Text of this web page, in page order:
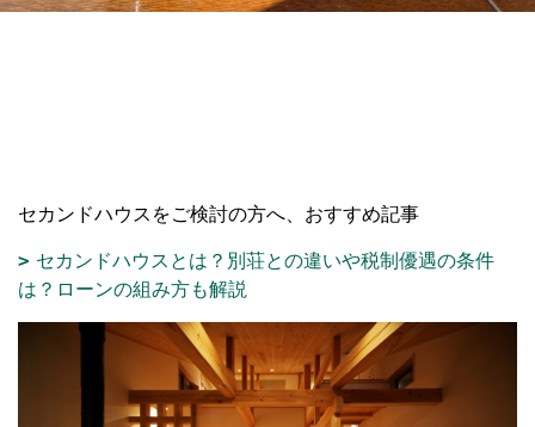
セカンドハウスをご検討の方へ、おすすめ記事
セカンドハウスとは？別荘との違いや税制優遇の条件
は？ローンの組み方も解説